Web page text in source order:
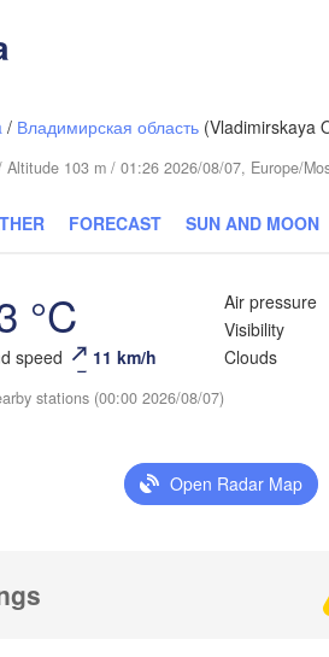
/ Владимирская область (Vladimirskaya
Altitude 103 m / 01:26 2026/08/07, Europe/
FORECAST SUN AND MOON
°C
speed 11 km/h
Air pressure
Visibility
Clouds
stations (00:00 2026/08/07)
Open Radar Map